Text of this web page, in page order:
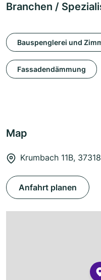
Branchen /
Bauspenglerei und
Fassadendämmung
Map
Krumbach 11B,
Anfahrt planen